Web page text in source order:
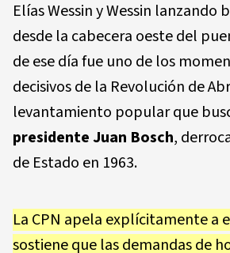
Elías Wessin y Wessin
desde la cabecera oeste del
de ese día fue uno de los
decisivos de la Revolución de
levantamiento popular que
presidente Juan Bosch,
de Estado en 1963.
La CPN apela explícitamente a
sostiene que las demandas de